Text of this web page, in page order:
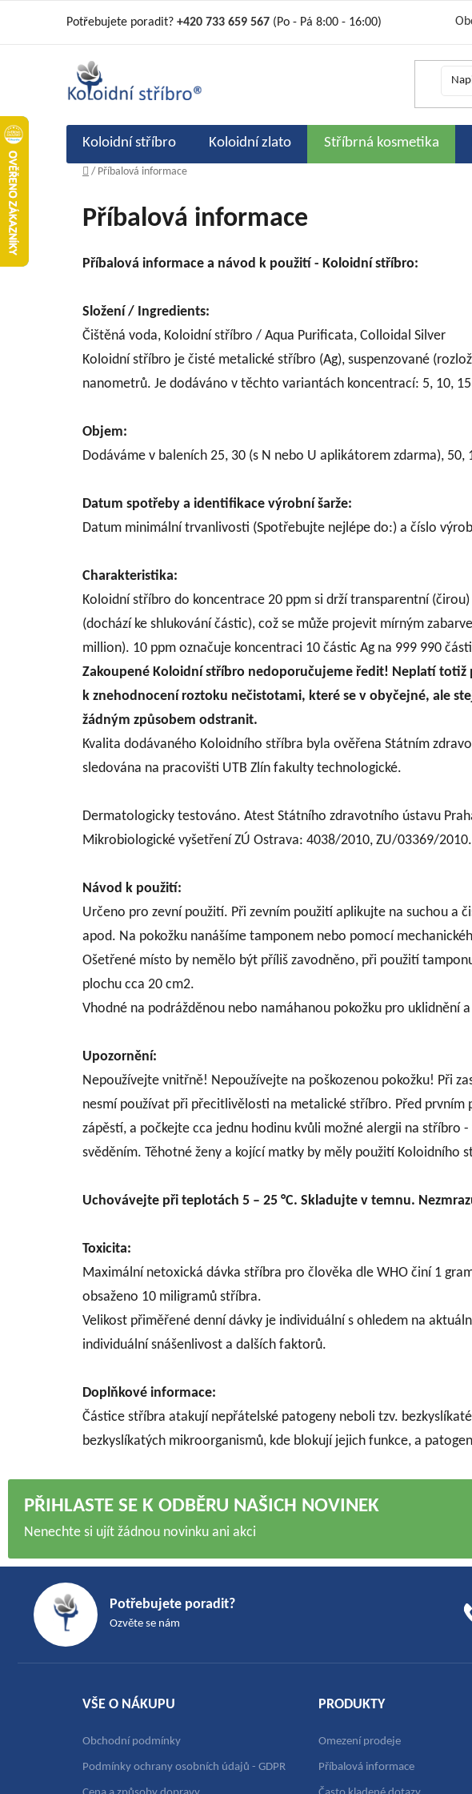
Potřebujete poradit? +420 733 659 567 (Po - Pá 8:00 - 16:00)
Koloidní stříbro Koloidní zlato Stříbrná kosmetika
Domů
/ Příbalová informace
Příbalová informace
Příbalová informace a návod k použití - Koloidní stříbro:
Složení / Ingredients:
Čištěná voda, Koloidní stříbro / Aqua Purificata, Colloidal Silver
Koloidní stříbro je čisté metalické stříbro (Ag), suspenzované
nanometrů. Je dodáváno v těchto variantách koncentrací: 5, 10,
Objem:
Dodáváme v baleních 25, 30 (s N nebo U aplikátorem zdarma), 50,
Datum spotřeby a identifikace výrobní šarže:
Datum minimální trvanlivosti (Spotřebujte nejlépe do:) a číslo
Charakteristika:
Koloidní stříbro do koncentrace 20 ppm si drží transparentní
(dochází ke shlukování částic), což se může projevit mírným
million). 10 ppm označuje koncentraci 10 částic Ag na 999 990
Zakoupené Koloidní stříbro nedoporučujeme ředit! Neplatí
k znehodnocení roztoku nečistotami, které se v obyčejné, ale
žádným způsobem odstranit.
Kvalita dodávaného Koloidního stříbra byla ověřena Státním
sledována na pracovišti UTB Zlín fakulty technologické.
Dermatologicky testováno. Atest Státního zdravotního ústavu
Mikrobiologické vyšetření ZÚ Ostrava: 4038/2010, ZU/03369/2010.
Návod k použití:
Určeno pro zevní použití. Při zevním použití aplikujte na suchou a
apod. Na pokožku nanášíme tamponem nebo pomocí
Ošetřené místo by nemělo být příliš zavodněno, při použití
plochu cca 20 cm2.
Vhodné na podrážděnou nebo namáhanou pokožku pro uklidnění
Upozornění:
Nepoužívejte vnitřně! Nepoužívejte na poškozenou pokožku! Při
nesmí používat při přecitlivělosti na metalické stříbro. Před
zápěstí, a počkejte cca jednu hodinu kvůli možné alergii na
svěděním. Těhotné ženy a kojící matky by měly použití Koloidního
Uchovávejte při teplotách 5 – 25 °C. Skladujte v temnu.
Toxicita:
Maximální netoxická dávka stříbra pro člověka dle WHO činí 1
obsaženo 10 miligramů stříbra.
Velikost přiměřené denní dávky je individuální s ohledem na
individuální snášenlivost a dalších faktorů.
Doplňkové informace:
Částice stříbra atakují nepřátelské patogeny neboli tzv.
bezkyslíkatých mikroorganismů, kde blokují jejich funkce, a
PŘIHLASTE SE K ODBĚRU NAŠICH NOVINEK
Nenechte si ujít žádnou novinku ani akci
Potřebujete poradit?
Ozvěte se nám
VŠE O NÁKUPU
Obchodní podmínky
Podmínky ochrany osobních údajů - GDPR
PRODUKTY
Omezení prodeje
Příbalová informace